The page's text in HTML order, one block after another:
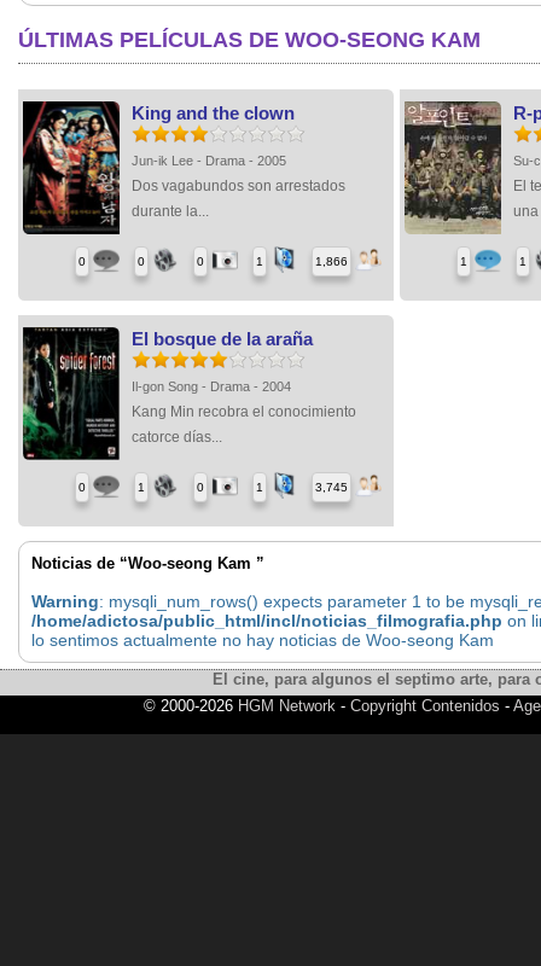
ÚLTIMAS PELÍCULAS DE WOO-SEONG KAM
King and the clown
Jun-ik Lee - Drama - 2005
Dos vagabundos son arrestados
durante la...
0 0 0 1 1,866
R-
Su-
El
una
1 1
El bosque de la araña
Il-gon Song - Drama - 2004
Kang Min recobra el conocimiento
catorce días...
0 1 0 1 3,745
Noticias de “Woo-seong Kam ”
Warning: mysqli_num_rows() expects parameter 1 to be
/home/adictosa/public_html/incl/noticias_filmografia.php on
lo sentimos actualmente no hay noticias de Woo-seong Kam
El cine, para algunos el septimo arte,
© 2000-2026 HGM Network- Copyright Contenidos -